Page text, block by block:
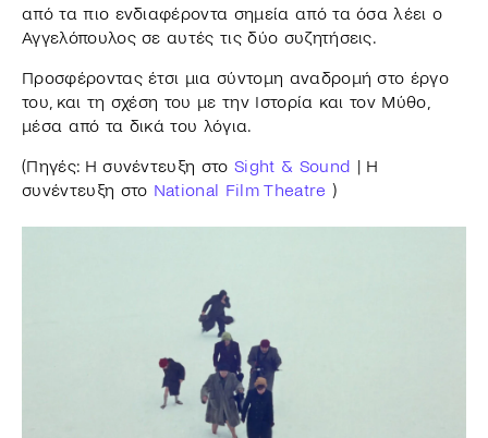
από τα πιο ενδιαφέροντα σημεία από τα όσα λέει ο
Αγγελόπουλος σε αυτές τις δύο συζητήσεις.
Προσφέροντας έτσι μια σύντομη αναδρομή στο έργο
του, και τη σχέση του με την Ιστορία και τον Μύθο,
μέσα από τα δικά του λόγια.
(Πηγές: Η συνέντευξη στοSight & Sound | Η
συνέντευξη στο National Film Theatre )